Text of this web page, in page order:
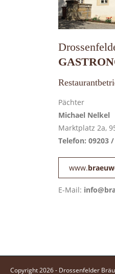
Pächter
Michael Nelkel
Marktplatz 2a,
Telefon: 09203
www.
E-Mail:
Copyright 2026 - Drossenfelder